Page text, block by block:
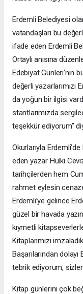
Erdemli Belediyesi
vatandaşları bu
ifade eden Erdemli
Ortaylı anısına
Edebiyat Günleri’nin
değerli yazarlarımızı
da yoğun bir ilgisi
stantlarımızda
teşekkür ediyorum”
Okurlarıyla
eden yazar Hulki
tarihçilerden hem
rahmet eylesin
Erdemli’ye gelince
güzel bir havada
kıymetli
Kitaplarımızı
Başarılarından dolayı
tebrik ediyorum,
Kitap günlerini çok